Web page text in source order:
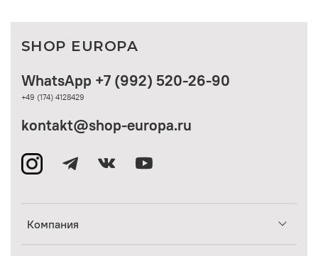
Компания
WhatsApp +7 (992) 520-26-90
+49 (174) 4128429
kontakt@shop-europa.ru
SHOP EUROPA